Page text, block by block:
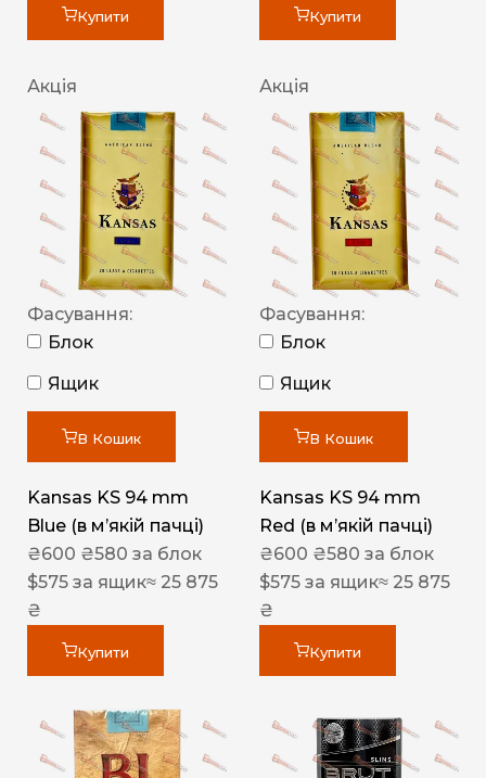
Купити Купити
Акція
Фасування:
Блок
Ящик
В Кошик
Kansas KS 94 mm
Blue (в мʼякій пачці)
₴600 ₴580 за блок
$575 за ящик≈ 25 875
₴
Купити
Акція
Фасування:
Блок
Ящик
В Кошик
Kansas KS 94 mm
Red (в мʼякій пачці)
₴600 ₴580 за блок
$575 за ящик≈ 25 875
₴
Купити